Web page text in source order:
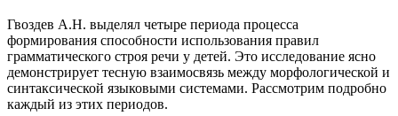
Гвоздев А.Н. выделял четыре периода процесса
формирования способности использования правил
грамматического строя речи у детей. Это исследование ясно
демонстрирует тесную взаимосвязь между морфологической и
синтаксической языковыми системами. Рассмотрим подробно
каждый из этих периодов.